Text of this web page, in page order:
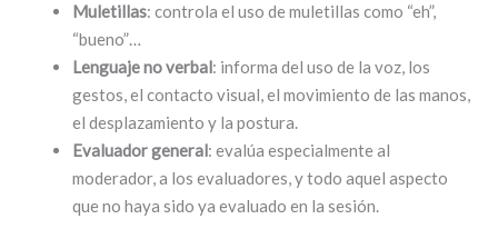
Muletillas: controla el uso de muletillas como “eh”,
“bueno”…
Lenguajeno verbal: informa del uso de la voz, los
gestos, el contacto visual, el movimiento de las manos,
el desplazamiento y la postura.
Evaluador general: evalúa especialmente al
moderador, a los evaluadores, y todo aquel aspecto
que no haya sido ya evaluado en la sesión.